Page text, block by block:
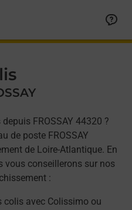
FROSSAY 44320 ?
de poste FROSSAY
de Loire-Atlantique. En
vous conseillerons sur nos
:
colis avec Colissimo ou